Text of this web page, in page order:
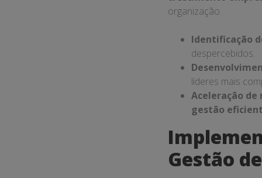
organização.
Identificação
despercebidos.
líderes mais
Aceleração de
gestão
Gestão